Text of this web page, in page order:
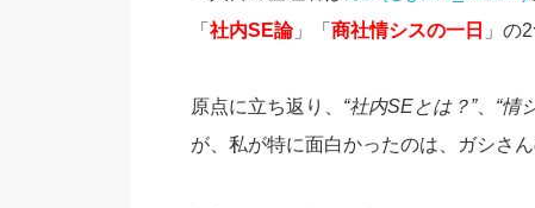
「 社内SE論」「 商社情シスの一日 」の
原点に立ち返り、 “社内SEとは？”、 “情
が、私が特に面白かったのは、ガシさん